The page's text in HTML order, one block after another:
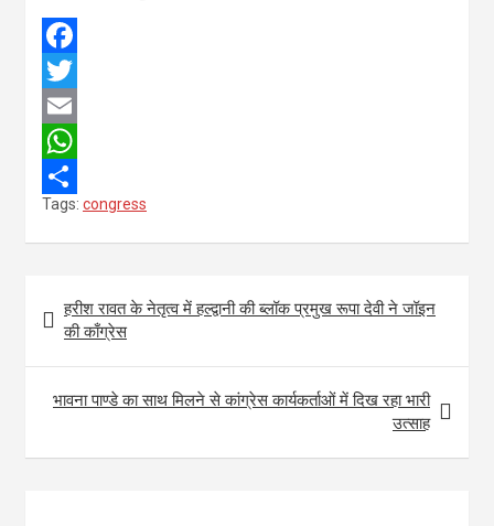
F
a
c
e
b
o
k
T
w
t
t
r
E
m
a
i
W
h
a
s
S
h
r
Tags: congress
Post
navigation
हरीश रावत के नेतृत्व में हल्द्वानी की ब्लॉक प्रमुख रूपा देवी ने जॉइन
की काँग्रेस
भावना पाण्डे का साथ मिलने से कांग्रेस कार्यकर्ताओं में दिख रहा भारी
उत्साह